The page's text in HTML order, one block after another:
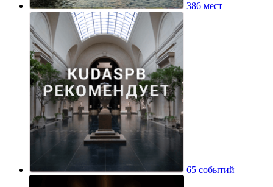
386 мест
65 событий